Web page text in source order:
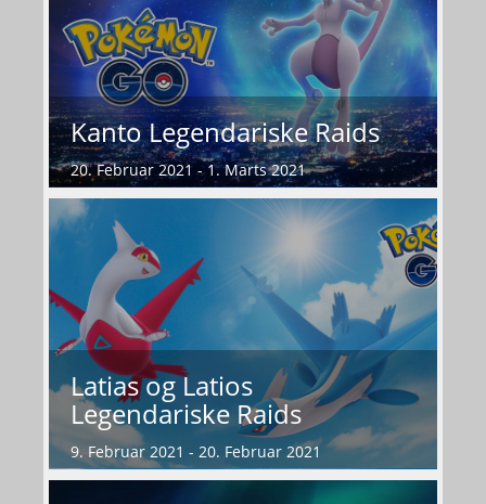
Kanto Legendariske Raids
20. Februar 2021 - 1. Marts 2021
Latias og Latios
Legendariske Raids
9. Februar 2021 - 20. Februar 2021